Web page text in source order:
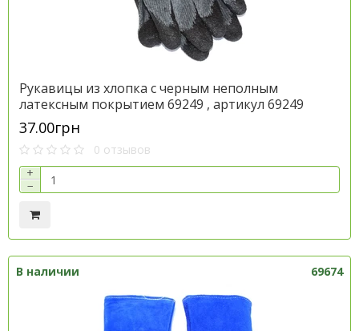
Рукавицы из хлопка с черным неполным
латексным покрытием 69249 , артикул 69249
37.00грн
0 отзывов
+
−
В наличии 69674